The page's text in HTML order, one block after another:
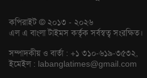
কপিরাইট © ২০১৩ - ২০২৬
এল এ বাংলা টাইমস কর্তৃক সর্বস্বত্ব সংরক্ষিত।
সম্পাদকীয় ও বার্তা : +১ ৩১০-৬১৯-৩৫৩২,
ইমেইল : labanglatimes@gmail.com